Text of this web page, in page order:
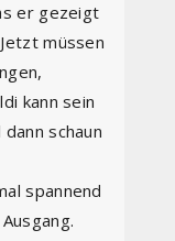
er gezeigt
müssen
kann sein
schaun
spannend